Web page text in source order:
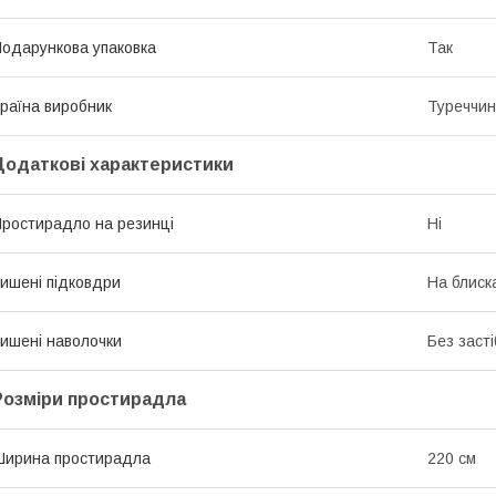
упаковка Так
виробник
характеристики
на резинці Ні
підковдри На
наволочки Без
простирадла
простирадла 220 см